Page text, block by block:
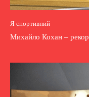
Я спортивний
Михайло Кохан –